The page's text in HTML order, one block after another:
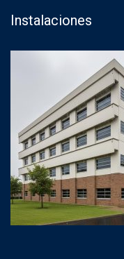
Instalaciones